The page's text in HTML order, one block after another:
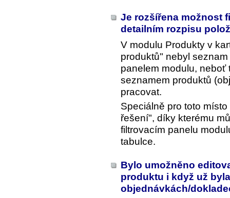
Je rozšířena možnost
detailním rozpisu
V modulu Produkty v
produktů" nebyl
panelem modulu,
seznamem produktů
pracovat.
Speciálně pro toto
řešení", díky kterému
filtrovacím panelu
tabulce.
Bylo umožněno
produktu i když už
objednávkách/